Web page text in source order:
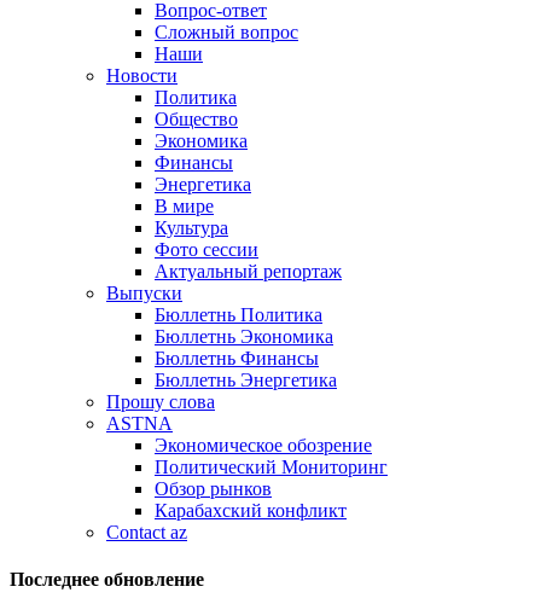
Вопрос-ответ
Сложный вопрос
Наши
Новости
Политика
Общество
Экономика
Финансы
Энергетика
В мире
Культура
Фото сессии
Актуальный репортаж
Выпуски
Бюллетнь Политика
Бюллетнь Экономика
Бюллетнь Финансы
Бюллетнь Энергетика
Прошу слова
ASTNA
Экономическое обозрение
Политический Мониторинг
Обзор рынков
Карабахский конфликт
Contact az
Последнее обновление